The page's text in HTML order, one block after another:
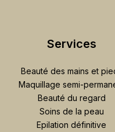
Services
Beauté des mains et
Maquillage semi-
Beauté du regard
Soins de la peau
Epilation définitive